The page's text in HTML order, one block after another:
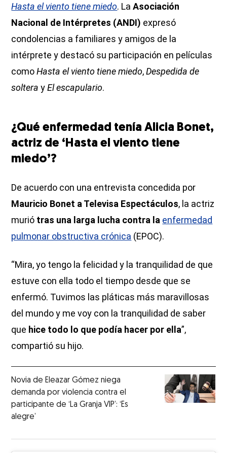
Hasta el viento tiene miedo. LaAsociación
Nacional de Intérpretes (ANDI) expresó
condolencias a familiares y amigos de la
intérprete y destacó su participación en películas
comoHasta el viento tiene miedo,Despedida de
soltera yEl escapulario.
¿Qué enfermedad tenía Alicia Bonet,
actriz de ‘Hasta el viento tiene
miedo’?
De acuerdo con una entrevista concedida por
Mauricio Bonet a Televisa Espectáculos, la actriz
murió tras una larga lucha contra la enfermedad
pulmonar obstructiva crónica (EPOC).
“Mira, yo tengo la felicidad y la tranquilidad de que
estuve con ella todo el tiempo desde que se
enfermó. Tuvimos las pláticas más maravillosas
del mundo y me voy con la tranquilidad de saber
que hice todo lo que podía hacer por ella”,
compartió su hijo.
Novia de Eleazar Gómez niega
demanda por violencia contra el
participante de ‘La Granja VIP’: ‘Es
alegre’